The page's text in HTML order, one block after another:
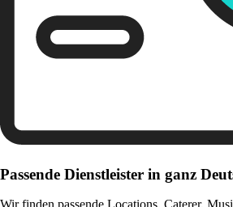
Passende Dienstleister in ganz